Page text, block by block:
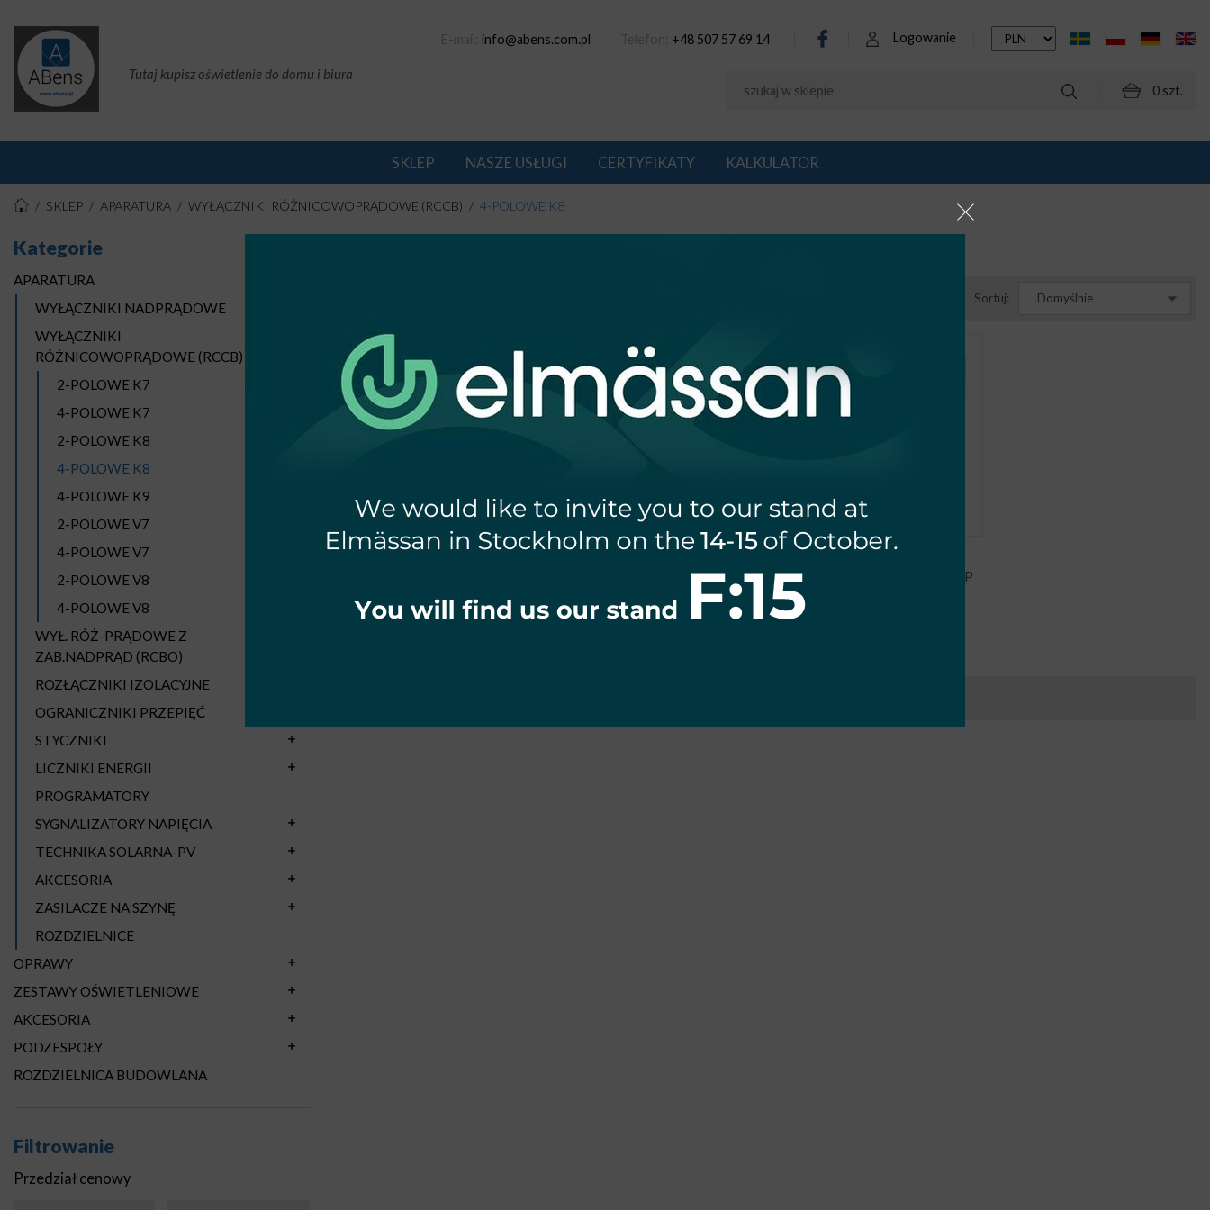
Tutaj kupisz oświetlenie do domu i biura
Logowanie
info@abens.com.pl +48 507 57 69 14
0 szt.
SKLEP NASZE USŁUGI CERTYFIKATY KALKULATOR
SKLEP APARATURA WYŁĄCZNIKI RÓŻNICOWOPRĄDOWE (RCCB) 4-POLOWE K8
Kategorie
APARATURA
WYŁĄCZNIKI NADPRĄDOWE
WYŁĄCZNIKI
RÓŻNICOWOPRĄDOWE (RCCB)
2-POLOWE K7
4-POLOWE K7
2-POLOWE K8
4-POLOWE K8
4-POLOWE K9
2-POLOWE V7
4-POLOWE V7
2-POLOWE V8
4-POLOWE V8
WYŁ. RÓŻ-PRĄDOWE Z
ZAB.NADPRĄD (RCBO)
ROZŁĄCZNIKI IZOLACYJNE
OGRANICZNIKI PRZEPIĘĆ
STYCZNIKI
LICZNIKI ENERGII
PROGRAMATORY
SYGNALIZATORY NAPIĘCIA
TECHNIKA SOLARNA-PV
AKCESORIA
ZASILACZE NA SZYNĘ
ROZDZIELNICE
OPRAWY
ZESTAWY OŚWIETLENIOWE
AKCESORIA
PODZESPOŁY
ROZDZIELNICA BUDOWLANA
Filtrowanie
Przedział cenowy
Sortuj: Domyślnie
172,20zł
RÓŻNICOWOPRĄDOWY A 4P
40A 30mA SCHELINGER
166,05 zł
RÓŻNICOWOPRĄDOWY A 4P